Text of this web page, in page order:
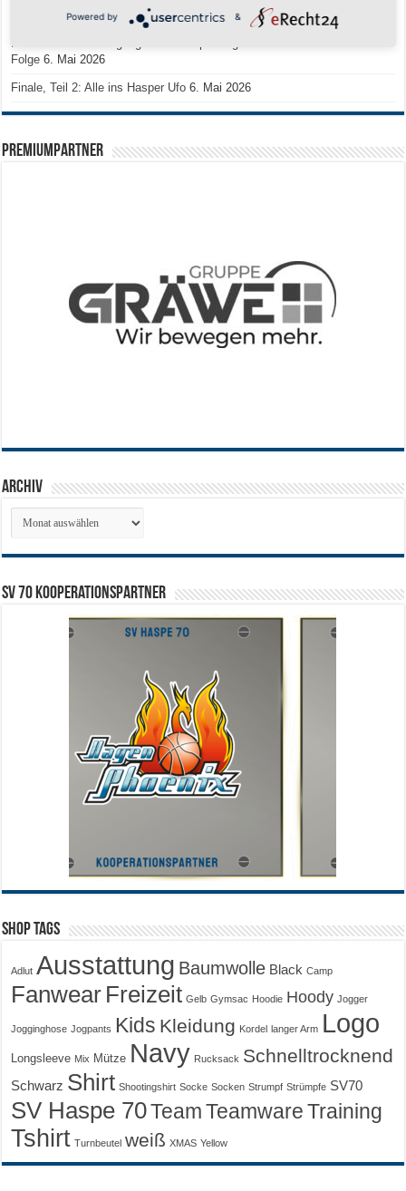
Zum Heimabschluss ein Ausrufezeichen 9. Mai 2026
Folge 6. Mai 2026
Finale, Teil 2: Alle ins Hasper Ufo 6. Mai 2026
PREMIUMPARTNER
Archiv
Archiv
SV 70 Kooperationspartner
Shop Tags
Adlut Ausstattung Baumwolle Black Camp
Fanwear Freizeit Gelb Gymsac Hoodie Hoody Jogger
Jogginghose Jogpants Kids Kleidung Kordel langer Arm Logo
Longsleeve Mix Mütze Navy Rucksack Schnelltrocknend
Schwarz Shirt Shootingshirt Socke Socken Strumpf Strümpfe SV70
SV Haspe 70Team Teamware Training
Tshirt Turnbeutel weiß XMAS Yellow
Powered by &